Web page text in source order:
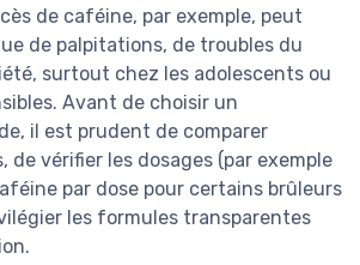
de caféine, par exemple, peut
de palpitations, de troubles du
surtout chez les adolescents ou
Avant de choisir un
il est prudent de comparer
de vérifier les dosages (par exemple
par dose pour certains brûleurs
les formules transparentes